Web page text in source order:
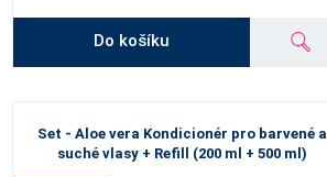
Do košíku
Set - Aloe vera Kondicionér pro barvené a
suché vlasy + Refill (200 ml + 500 ml)